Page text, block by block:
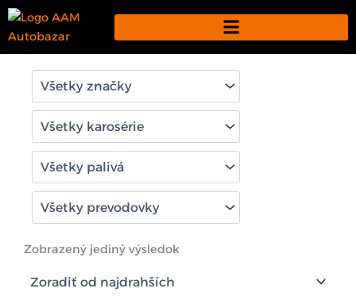
Preskočiť
Zobrazený jediný výsledok